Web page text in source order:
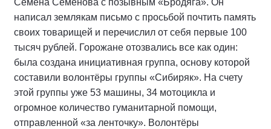
Семёна Семенова с позывным «Бродяга». Он
написал землякам письмо с просьбой почтить память
своих товарищей и перечислил от себя первые 100
тысяч рублей. Горожане отозвались все как один:
была создана инициативная группа, основу которой
составили волонтёры группы «Сибиряк». На счету
этой группы уже 53 машины, 34 мотоцикла и
огромное количество гуманитарной помощи,
отправленной «за ленточку». Волонтёры